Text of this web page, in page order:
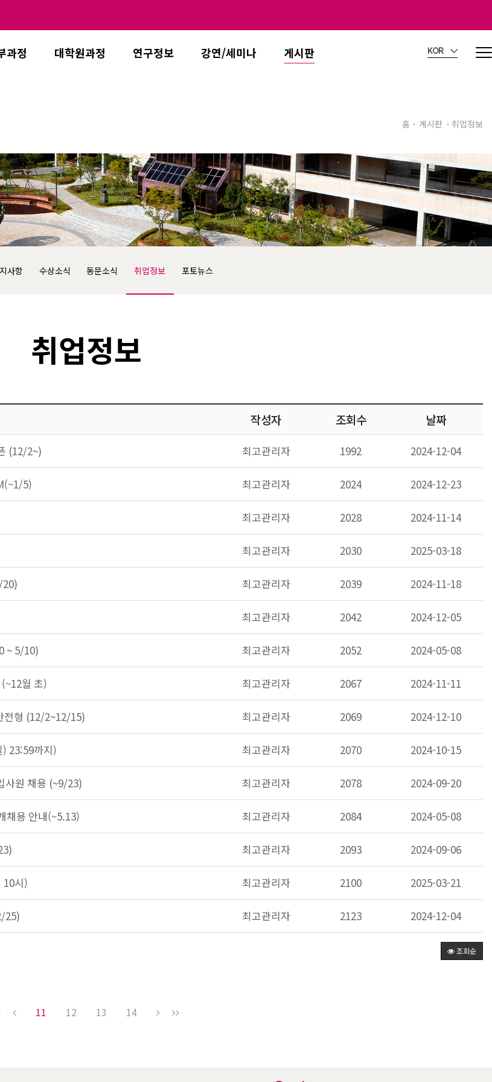
과정 대학원과정 연구정보 강연/세미나 게시판 KOR
홈 게시판 취업정보
사항 수상소식 동문소식 취업정보 포토뉴스
취업정보
작성자 조회수 날짜
(12/2~) 최고관리자 1992 2024-12-04
5) 최고관리자 2024 2024-12-23
최고관리자 2028 2024-11-14
최고관리자 2030 2025-03-18
최고관리자 2039 2024-11-18
최고관리자 2042 2024-12-05
~ 5/10) 최고관리자 2052 2024-05-08
월 초) 최고관리자 2067 2024-11-11
전형 (12/2~12/15) 최고관리자 2069 2024-12-10
23:59까지) 최고관리자 2070 2024-10-15
사원 채용 (~9/23) 최고관리자 2078 2024-09-20
채용 안내(~5.13) 최고관리자 2084 2024-05-08
최고관리자 2093 2024-09-06
10시) 최고관리자 2100 2025-03-21
25) 최고관리자 2123 2024-12-04
조회순
11 12 13 14